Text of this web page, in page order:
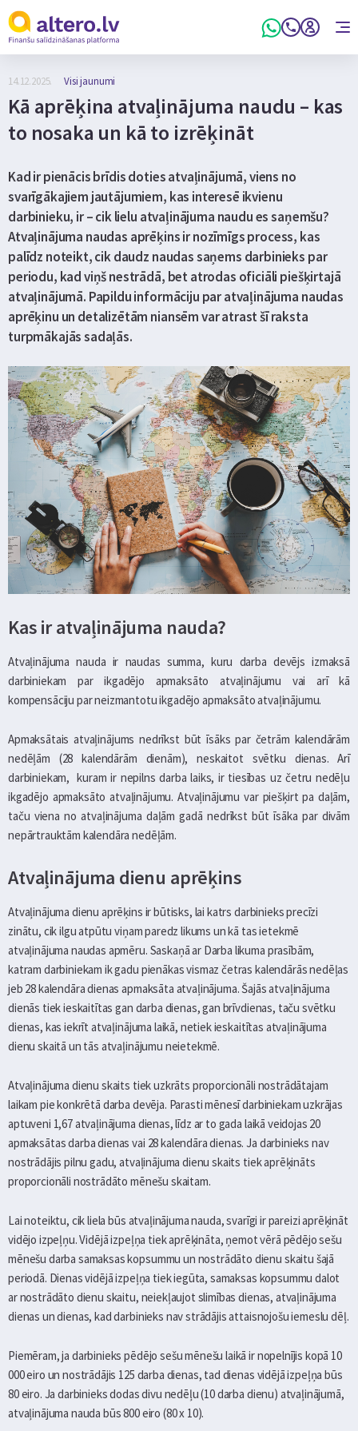
14.12.2025. Visi jaunumi
Kā aprēķina atvaļinājuma naudu – kas
to nosaka un kā to izrēķināt
Kad ir pienācis brīdis doties atvaļinājumā, viens no
svarīgākajiem jautājumiem, kas interesē ikvienu
darbinieku, ir – cik lielu atvaļinājuma naudu es saņemšu?
Atvaļinājuma naudas aprēķins ir nozīmīgs process, kas
palīdz noteikt, cik daudz naudas saņems darbinieks par
periodu, kad viņš nestrādā, bet atrodas oficiāli piešķirtajā
atvaļinājumā. Papildu informāciju par atvaļinājuma naudas
aprēķinu un detalizētām niansēm var atrast šī raksta
turpmākajās sadaļās.
Kas ir atvaļinājuma nauda?
Atvaļinājuma nauda ir naudas summa, kuru darba devējs izmaksā
darbiniekam par ikgadējo apmaksāto atvaļinājumu vai arī kā
kompensāciju par neizmantotu ikgadējo apmaksāto atvaļinājumu.
Apmaksātais atvaļinājums nedrīkst būt īsāks par četrām kalendārām
nedēļām (28 kalendārām dienām), neskaitot svētku dienas. Arī
darbiniekam, kuram ir nepilns darba laiks, ir tiesības uz četru nedēļu
ikgadējo apmaksāto atvaļinājumu. Atvaļinājumu var piešķirt pa daļām,
taču viena no atvaļinājuma daļām gadā nedrīkst būt īsāka par divām
nepārtrauktām kalendāra nedēļām.
Atvaļinājuma dienu aprēķins
Atvaļinājuma dienu aprēķins ir būtisks, lai katrs darbinieks precīzi
zinātu, cik ilgu atpūtu viņam paredz likums un kā tas ietekmē
atvaļinājuma naudas apmēru. Saskaņā ar Darba likuma prasībām,
katram darbiniekam ik gadu pienākas vismaz četras kalendārās nedēļas
jeb 28 kalendāra dienas apmaksāta atvaļinājuma. Šajās atvaļinājuma
dienās tiek ieskaitītas gan darba dienas, gan brīvdienas, taču svētku
dienas, kas iekrīt atvaļinājuma laikā, netiek ieskaitītas atvaļinājuma
dienu skaitā un tās atvaļinājumu neietekmē.
Atvaļinājuma dienu skaits tiek uzkrāts proporcionāli nostrādātajam
laikam pie konkrētā darba devēja. Parasti mēnesī darbiniekam uzkrājas
aptuveni 1,67 atvaļinājuma dienas, līdz ar to gada laikā veidojas 20
apmaksātas darba dienas vai 28 kalendāra dienas. Ja darbinieks nav
nostrādājis pilnu gadu, atvaļinājuma dienu skaits tiek aprēķināts
proporcionāli nostrādāto mēnešu skaitam.
Lai noteiktu, cik liela būs atvaļinājuma nauda, svarīgi ir pareizi aprēķināt
vidējo izpeļņu. Vidējā izpeļņa tiek aprēķināta, ņemot vērā pēdējo sešu
mēnešu darba samaksas kopsummu un nostrādāto dienu skaitu šajā
periodā. Dienas vidējā izpeļņa tiek iegūta, samaksas kopsummu dalot
ar nostrādāto dienu skaitu, neiekļaujot slimības dienas, atvaļinājuma
dienas un dienas, kad darbinieks nav strādājis attaisnojošu iemeslu dēļ.
Piemēram, ja darbinieks pēdējo sešu mēnešu laikā ir nopelnījis kopā 10
000 eiro un nostrādājis 125 darba dienas, tad dienas vidējā izpeļņa būs
80 eiro. Ja darbinieks dodas divu nedēļu (10 darba dienu) atvaļinājumā,
atvaļinājuma nauda būs 800 eiro (80 x 10).